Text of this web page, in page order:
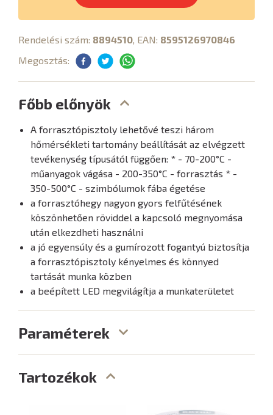
Rendelési szám: 8894510 , EAN: 8595126970846
Megosztás:
Főbb előnyök
A forrasztópisztoly lehetővé teszi három
hőmérsékleti tartomány beállítását az elvégzett
tevékenység típusától függően: * - 70-200°C -
műanyagok vágása - 200-350°C - forrasztás * -
350-500°C - szimbólumok fába égetése
a forrasztóhegy nagyon gyors felfűtésének
köszönhetően röviddel a kapcsoló megnyomása
után elkezdheti használni
a jó egyensúly és a gumírozott fogantyú biztosítja
a forrasztópisztoly kényelmes és könnyed
tartását munka közben
a beépített LED megvilágítja a munkaterületet
Paraméterek
Tartozékok